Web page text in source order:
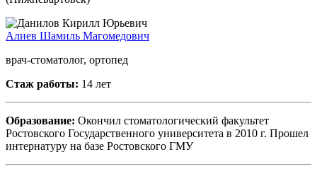
Алиев Шамиль Магомедович
врач-стоматолог, ортопед
Стаж работы: 14 лет
Образование: Окончил стоматологический факультет
Ростовского Государственного университета в 2010 г. Прошел
интернатуру на базе Ростовского ГМУ